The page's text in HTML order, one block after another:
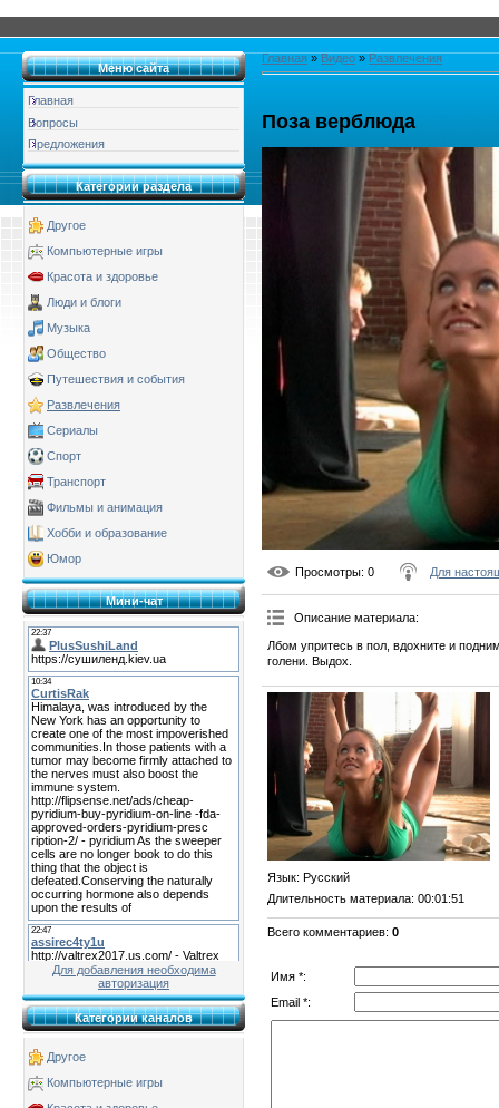
Меню сайта
Главная
Вопросы
Предложения
Категории раздела
Другое
Компьютерные игры
Красота и здоровье
Люди и блоги
Музыка
Общество
Путешествия и события
Развлечения
Сериалы
Спорт
Транспорт
Фильмы и анимация
Хобби и образование
Юмор
Мини-чат
Для добавления необходима
авторизация
Категории каналов
Другое
Компьютерные игры
Главная » Видео » Развлечения
Поза верблюда
Просмотры: 0 Для
Описание материала:
Лбом упритесь в пол, вдохните и
голени. Выдох.
Язык: Русский
Длительность материала: 00:01:51
Всего комментариев: 0
Имя *:
Email *: